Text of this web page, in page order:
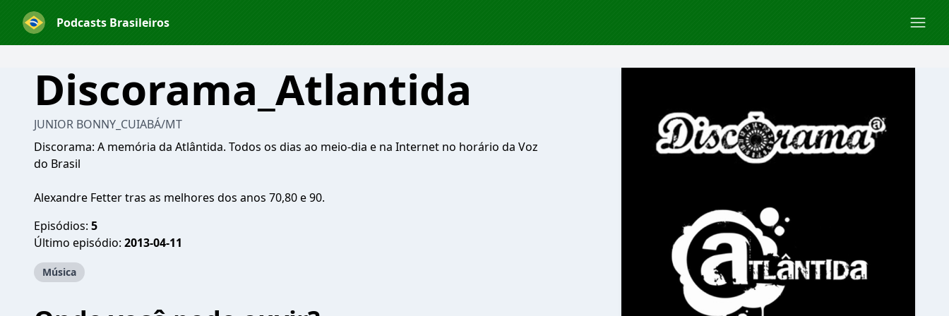
Podcasts Brasileiros
Discorama_Atlantida
JUNIOR BONNY_CUIABÁ/MT
Discorama: A memória da Atlântida. Todos os dias ao meio-dia e na Internet no horário da Voz
do Brasil
Alexandre Fetter tras as melhores dos anos 70,80 e 90.
Episódios: 5
Último episódio: 2013-04-11
Música